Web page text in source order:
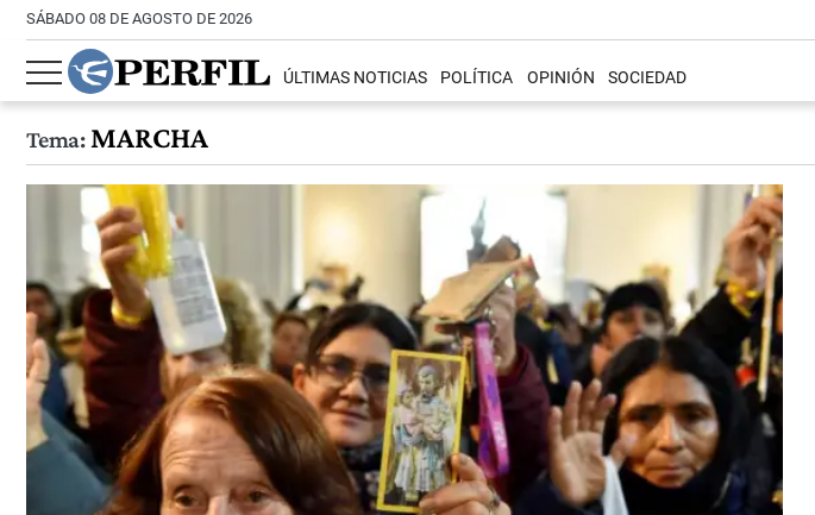
SÁBADO 08 DE AGOSTO DE 2026
ÚLTIMAS NOTICIAS POLÍTICA OPINIÓN SOCIEDAD
Tema:MARCHA